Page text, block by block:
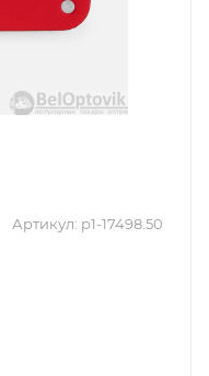
Артикул: p1-17498.50